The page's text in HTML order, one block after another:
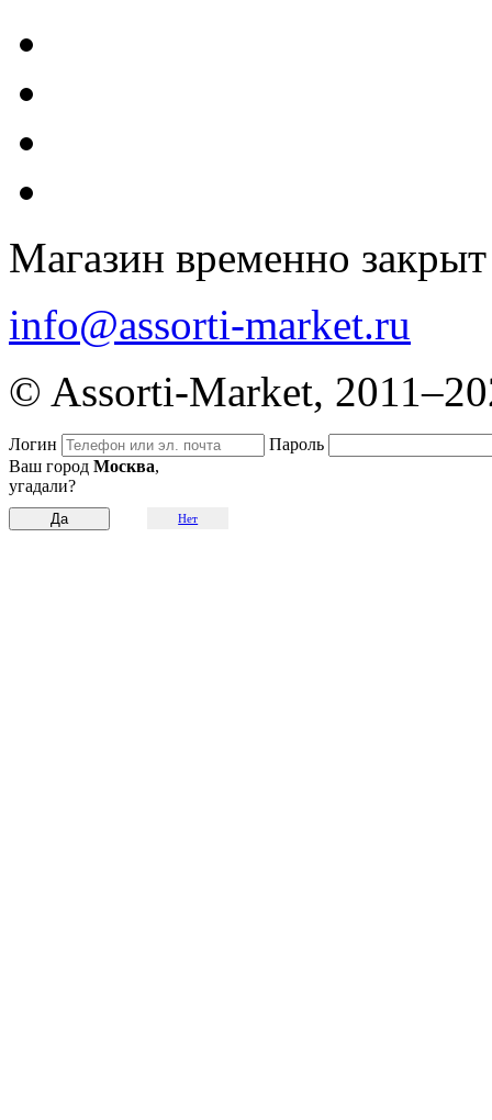
Магазин временно закрыт
info@assorti-market.ru
© Assorti-Market,
Логин
Пароль
Ваш город Москва,
угадали?
Нет